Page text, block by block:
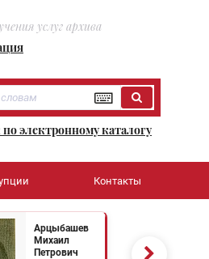
услуг архива
электронному каталогу
Контакты
Арцыбашев
Михаил
Петрович